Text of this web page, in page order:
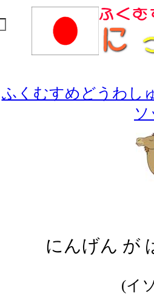
ふくむすめどうわし
にんげん が
(イ